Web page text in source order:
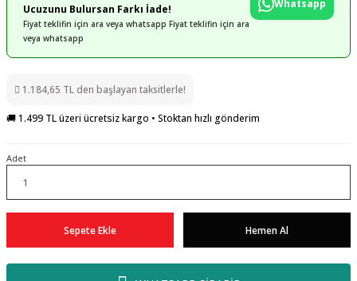
Ucuzunu Bulursan Farkı İade!
Fiyat teklifin için ara veya whatsapp Fiyat teklifin için ara
veya whatsapp
Whatsapp
1.184,65 TL den başlayan taksitlerle!
🚚 1.499 TL üzeri ücretsiz kargo • Stoktan hızlı gönderim
Adet
Sepete Ekle Hemen Al